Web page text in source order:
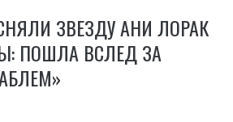
ЗВЕЗДУ АНИ ЛОРАК
ПОШЛА ВСЛЕД ЗА